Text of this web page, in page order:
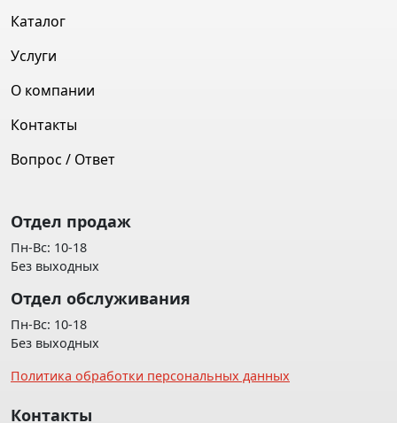
Каталог
Услуги
О компании
Контакты
Вопрос / Ответ
Отдел продаж
Пн-Вс: 10-18
Без выходных
Отдел обслуживания
Пн-Вс: 10-18
Без выходных
Политика обработки персональных данных
Контакты